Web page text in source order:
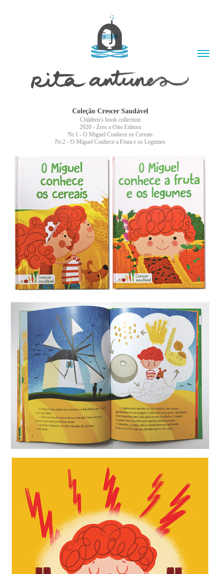
Coleção Crescer Saudável
Children's book collection
2020 - Zero a Oito Editora
Nr.1 - O Miguel Conhece os Cereais
Nr.2 - O Miguel Conhece a Fruta e os Legumes